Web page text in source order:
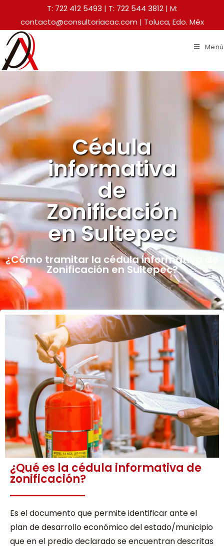
T: 722 412 5493 | T: 722 544 3812| M:
contacto@consultoriacac.com | Toluca, Edo. Méx
Menú
Cédula
informativa
de
Zonificación
en Sultepec
¿Cómo tramitar la cédula informativa de
Zonificación en Sultepec?
¿Qué es la cédula informativa de
zonificación?
Es el documento que permite identificar ante el
plan de desarrollo económico del estado/municipio
que en el predio declarado se encuentran descritas